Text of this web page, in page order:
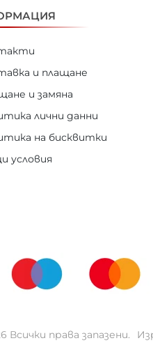
и плащане
и замяна
лични данни
на бисквитки
условия
права запазени.